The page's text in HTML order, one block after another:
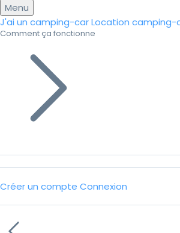
Menu
J'ai un camping-carLocation camping-
Comment ça fonctionne
Créer un compte Connexion